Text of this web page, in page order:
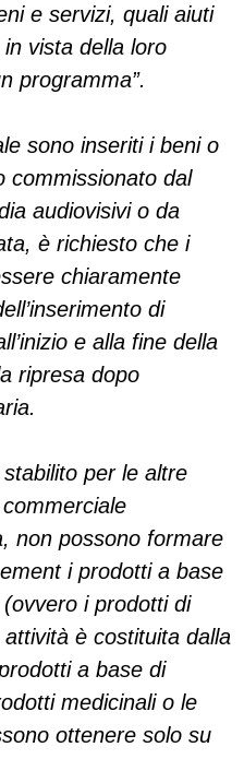
e servizi, quali aiuti
vista della loro
programma”.
sono inseriti i beni o
commissionato dal
audiovisivi o da
è richiesto che i
chiaramente
di
e alla fine della
ripresa dopo
per le altre
non possono formare
i prodotti a base
i prodotti di
è costituita dalla
a base di
medicinali o le
ottenere solo su